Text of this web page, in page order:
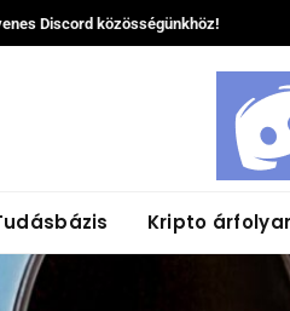
Discord közösségünkhöz!
Kripto